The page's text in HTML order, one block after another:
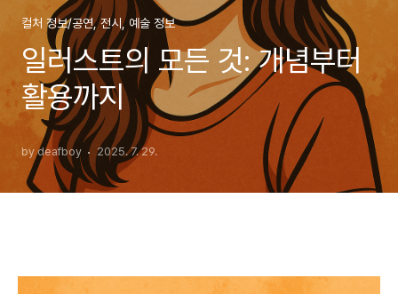
컬처 정보/공연, 전시, 예술 정보
일러스트의 모든 것: 개념부터
활용까지
by deafboy 2025. 7. 29.